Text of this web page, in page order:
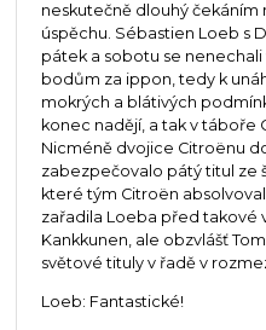
neskutečně dlouhý čekáním
úspěchu. Sébastien Loeb s
pátek a sobotu se
bodům za ippon, tedy k
mokrých a blátivých
konec nadějí, a tak v táboře
Nicméně dvojice Citroënu
zabezpečovalo pátý titul ze
které tým Citroën
zařadila Loeba před takové
Kankkunen, ale obzvlášť
světové tituly v řadě v
Loeb: Fantastické!